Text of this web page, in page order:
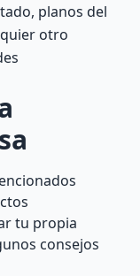
planos del
otro
tu propia
consejos